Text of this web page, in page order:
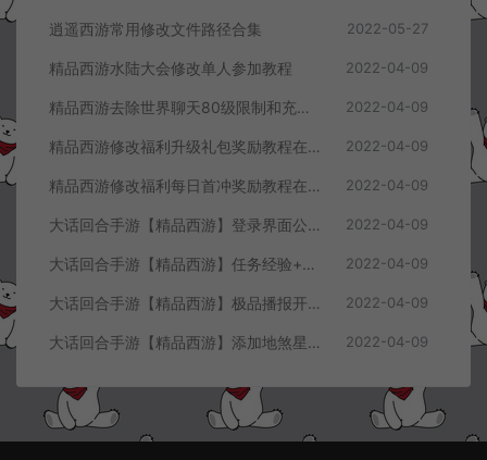
逍遥西游常用修改文件路径合集 2022-05-27
精品西游水陆大会修改单人参加教程 2022-04-09
精品西游去除世界聊天80级限制和充值60元限制教程 2022-04-09
精品西游修改福利升级礼包奖励教程在客户端同步显示 2022-04-09
精品西游修改福利每日首冲奖励教程在客户端显示 2022-04-09
大话回合手游【精品西游】登录界面公告+进游戏攻略修改教程 2022-04-09
大话回合手游【精品西游】任务经验+掉落物品修改教程 2022-04-09
大话回合手游【精品西游】极品播报开启教程 2022-04-09
大话回合手游【精品西游】添加地煞星及世界BOSS刷新数量教程 2022-04-09